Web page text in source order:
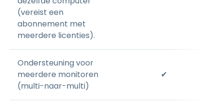
(vereist een
abonnement met
meerdere licenties).
Ondersteuning voor
meerdere monitoren
(multi-naar-multi)
✔